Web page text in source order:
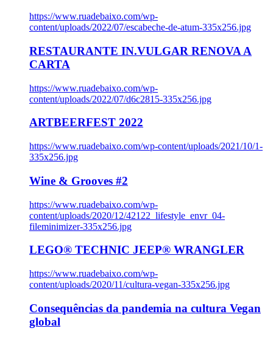
https://www.ruadebaixo.com/wp-
content/uploads/2022/07/escabeche-de-atum-335x256.jpg
RESTAURANTE IN.VULGAR RENOVA A
CARTA
https://www.ruadebaixo.com/wp-
content/uploads/2022/07/d6c2815-335x256.jpg
ARTBEERFEST 2022
https://www.ruadebaixo.com/wp-content/uploads/2021/10/1-
335x256.jpg
Wine & Grooves #2
https://www.ruadebaixo.com/wp-
content/uploads/2020/12/42122_lifestyle_envr_04-
fileminimizer-335x256.jpg
LEGO® TECHNIC JEEP® WRANGLER
https://www.ruadebaixo.com/wp-
content/uploads/2020/11/cultura-vegan-335x256.jpg
Consequências da pandemia na cultura Vegan
global